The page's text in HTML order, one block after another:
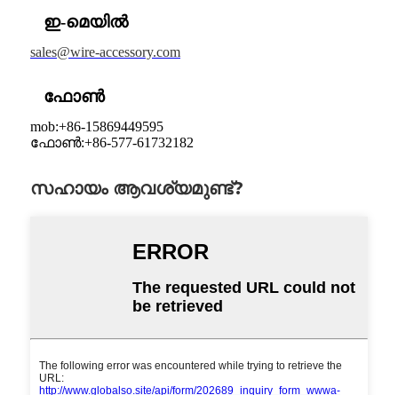
ഇ-മെയിൽ
sales@wire-accessory.com
ഫോൺ
mob:+86-15869449595
ഫോൺ:+86-577-61732182
സഹായം ആവശ്യമുണ്ട്?